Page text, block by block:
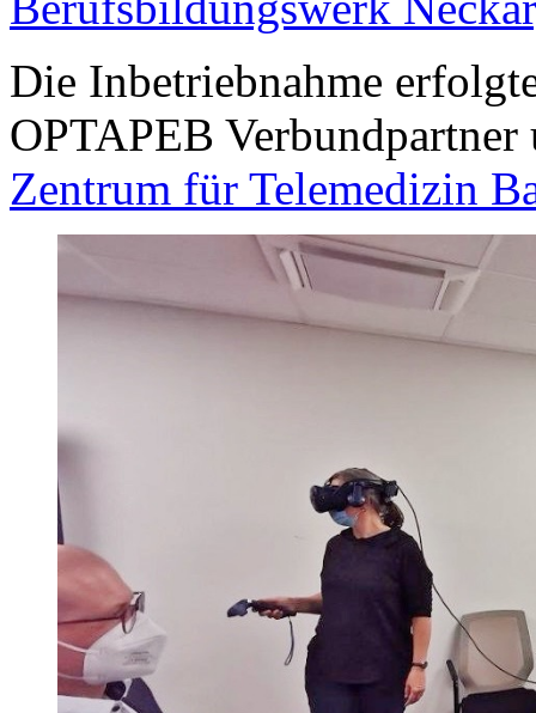
Die Inbetriebnahme
OPTAPEB
Zentrum für Telemedizin